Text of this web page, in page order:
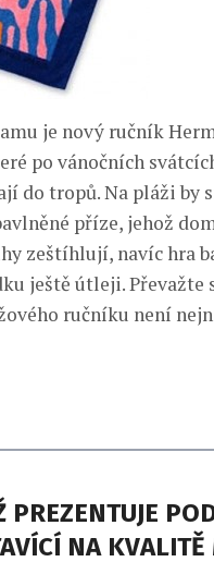
je nový ručník
po vánočních svátcích
do tropů. Na pláži by
příze, jehož
zeštíhlují, navíc hra
ještě útleji. Převažte
ručníku není
NA KVALITĚ